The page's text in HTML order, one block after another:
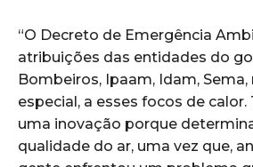
“O Decreto de Emergência
atribuições das entidades do
Bombeiros, Ipaam, Idam,
especial, a esses focos de
uma inovação porque
qualidade do ar, uma vez que,